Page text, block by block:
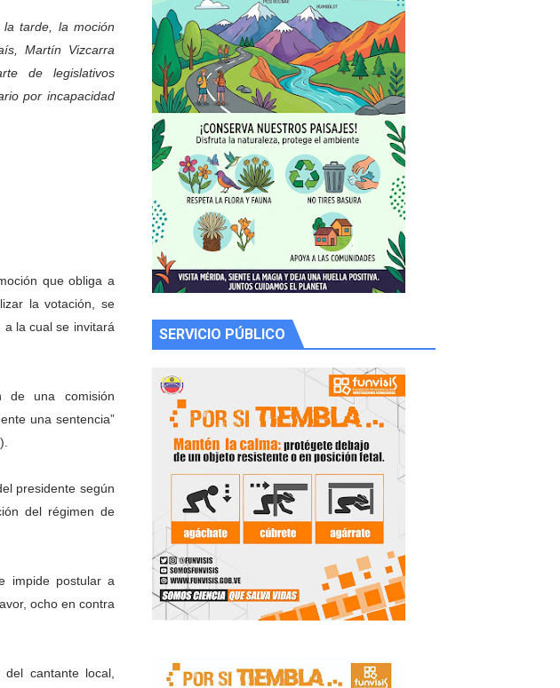
Juana Inés
Prehospitalaria
a emprendedores y productores
a niños del municipio Libertador
tarde, la moción
Martín Vizcarra
de legislativos
por incapacidad
que obliga a
la votación, se
a la cual se invitará
de una comisión
una sentencia”
presidente según
del régimen de
impide postular a
ocho en contra
del cantante local,
SERVICIO PÚBLICO